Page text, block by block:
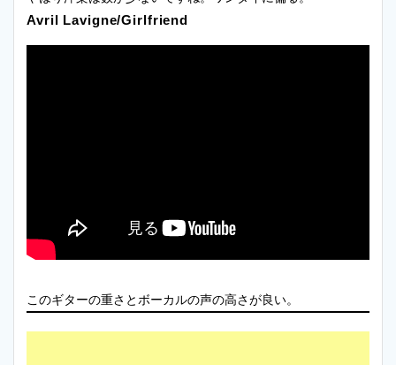
Avril Lavigne/Girlfriend
このギターの重さとボーカルの声の高さが良い。